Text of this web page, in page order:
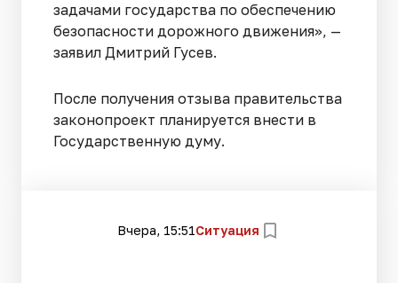
задачами государства по обеспечению
безопасности дорожного движения», —
заявил Дмитрий Гусев.
После получения отзыва правительства
законопроект планируется внести в
Государственную думу.
Вчера, 15:51Ситуация